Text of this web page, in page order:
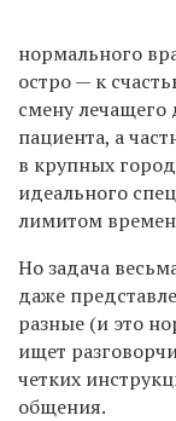
нормального
остро — к
смену лечащего
пациента, а
в крупных
идеального
лимитом
Но задача
даже
разные (и это
ищет
четких
общения.